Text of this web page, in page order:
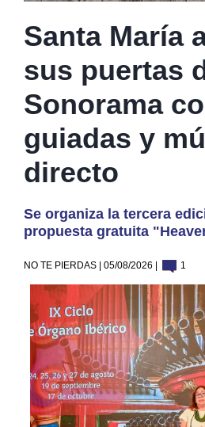
Santa María
sus puertas
Sonorama
guiadas y
directo
Se organiza la tercera
propuesta gratuita
NO TE PIERDAS | 05/08/2026 | 1